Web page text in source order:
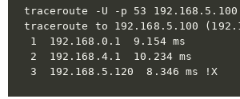
traceroute -U -p 53 192.168.5.100
traceroute to 192.168.5.100
1  192.168.0.1  9.154 ms
2  192.168.4.1  10.234 ms